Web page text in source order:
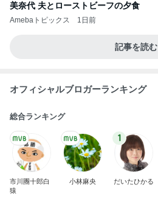
美奈代 夫とローストビーフの夕食
Amebaトピックス 1日前
記事を読む
オフィシャルブロガーランキング
総合ランキング
市川團十郎白
猿
小林麻央
1
だいたひかる